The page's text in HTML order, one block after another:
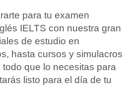
para tu examen
IELTS con nuestra gran
de estudio en
hasta cursos y simulacros
que lo necesitas para
listo para el día de tu